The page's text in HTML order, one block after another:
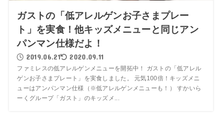
ガストの「低アレルゲンお子さまプレー
ト」を実食！他キッズメニューと同じアン
パンマン仕様だよ！
2019.06.21 2020.09.11
ファミレスの低アレルゲンメニューを開拓中！ ガストの「低アレル
ゲンお子さまプレート」を実食しました。 元気100倍！キッズメニ
ューはアンパンマン仕様（※低アレルゲンメニューも！） すかいら
ーくグループ「ガスト」のキッズメ...